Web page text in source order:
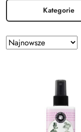
Kategorie
Zastosowano
sortowanie:
Sortuj
według